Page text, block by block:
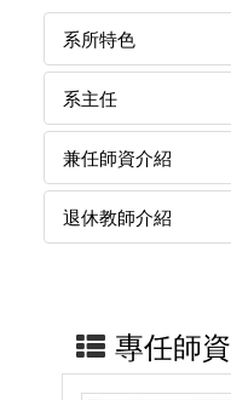
系所特色
系主任
兼任師資介紹
退休教師介紹
專任師資